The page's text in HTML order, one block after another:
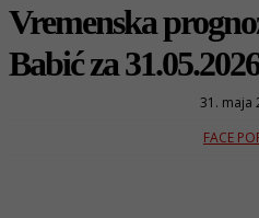
Vremenska
Babić za
31. maja
FACE